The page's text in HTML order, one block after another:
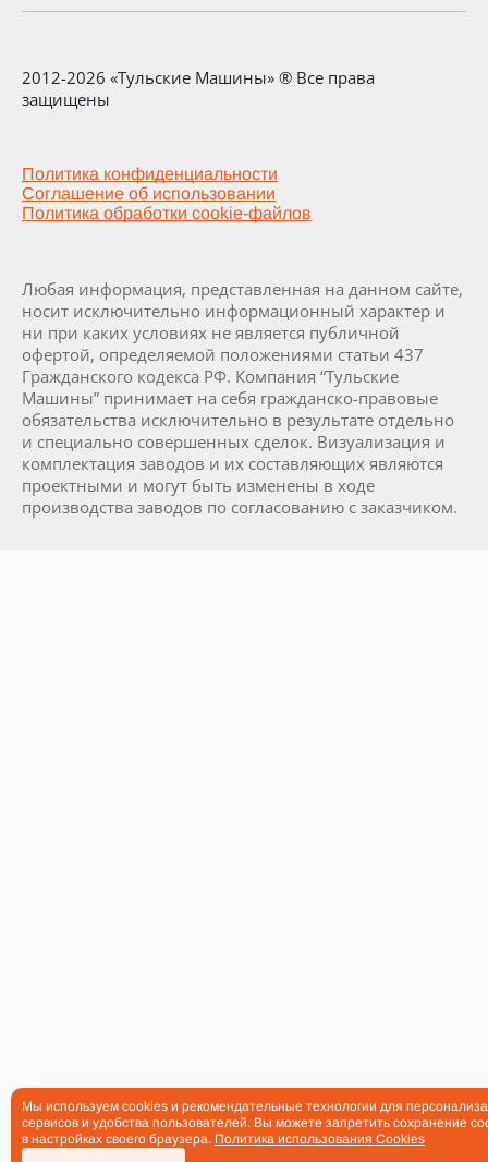
2012-2026 «Тульские Машины» ® Все права
защищены
Политика конфиденциальности
Соглашение об использовании
Политика обработки cookie-файлов
Любая информация, представленная на данном сайте,
носит исключительно информационный характер и
ни при каких условиях не является публичной
офертой, определяемой положениями статьи 437
Гражданского кодекса РФ. Компания “Тульские
Машины” принимает на себя гражданско-правовые
обязательства исключительно в результате отдельно
и специально совершенных сделок. Визуализация и
комплектация заводов и их составляющих являются
проектными и могут быть изменены в ходе
производства заводов по согласованию с заказчиком.
Мы используем cookies и рекомендательные технологии для
сервисов и удобства пользователей. Вы можете запретить сохранение
в настройках своего браузера. Политика использования Cookies